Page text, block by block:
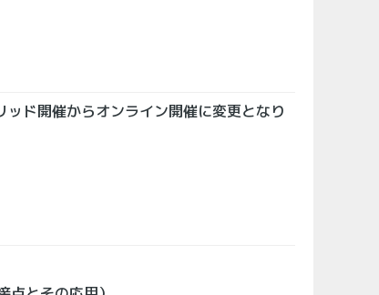
ド開催からオンライン開催に変更となり